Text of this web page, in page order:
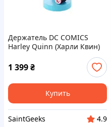
Держатель DC COMICS
Harley Quinn (Харли Квин)
1 399₴
Купить
SaintGeeks
4.9